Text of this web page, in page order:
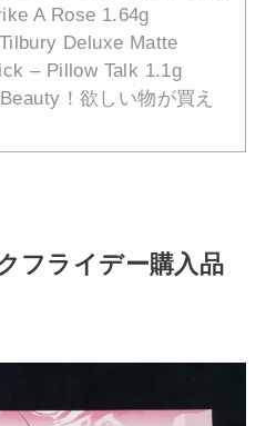
A Rose 1.64g
Deluxe Matte
– Pillow Talk 1.1g
！欲しい物が買え
フライデー購入品